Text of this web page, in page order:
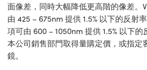
面像差，同時大幅降低更高階的像差。
由 425 – 675nm 提供 1.5% 以下的反射
項可由 600 – 1050nm 提供 1.5% 以下
本公司銷售部門取得量購定價，或指定
鏡。